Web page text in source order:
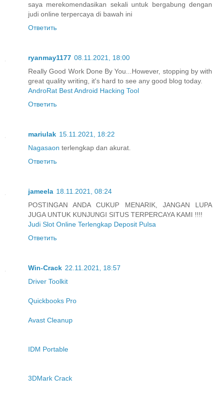
saya merekomendasikan sekali untuk bergabung dengan
judi online terpercaya di bawah ini
Ответить
ryanmay1177 08.11.2021, 18:00
Really Good Work Done By You...However, stopping by with
great quality writing, it's hard to see any good blog today.
AndroRat Best Android Hacking Tool
Ответить
mariulak 15.11.2021, 18:22
Nagasaon terlengkap dan akurat.
Ответить
jameela 18.11.2021, 08:24
POSTINGAN ANDA CUKUP MENARIK, JANGAN LUPA
JUGA UNTUK KUNJUNGI SITUS TERPERCAYA KAMI !!!!
Judi Slot Online Terlengkap Deposit Pulsa
Ответить
Win-Crack 22.11.2021, 18:57
Driver Toolkit
Quickbooks Pro
Avast Cleanup
IDM Portable
3DMark Crack